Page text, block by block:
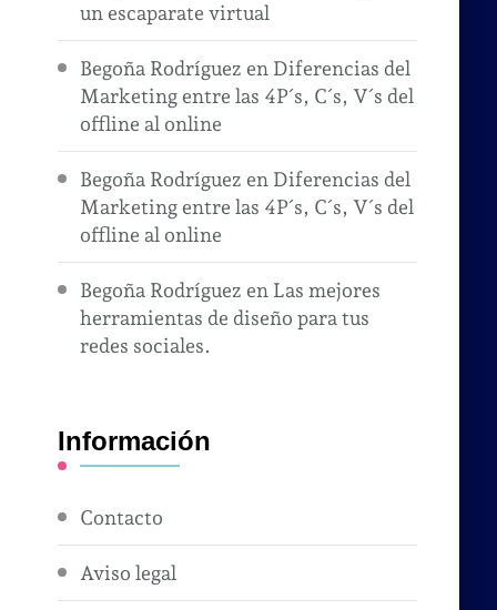
un escaparate virtual
Begoña Rodríguez en Diferencias del
Marketing entre las 4P´s, C´s, V´s del
offline al online
Begoña Rodríguez en Diferencias del
Marketing entre las 4P´s, C´s, V´s del
offline al online
Begoña Rodríguez en Las mejores
herramientas de diseño para tus
redes sociales.
Información
Contacto
Aviso legal